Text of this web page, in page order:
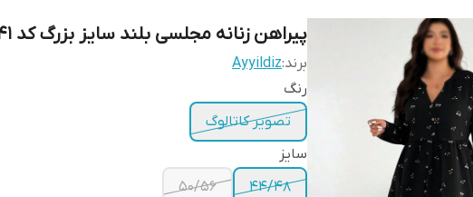
پیراهن زنانه مجلسی بلند سایز بزرگ کد 3841
برند:Ayyildiz
رنگ
تصویر کاتالوگ
سایز
44/48
50/56